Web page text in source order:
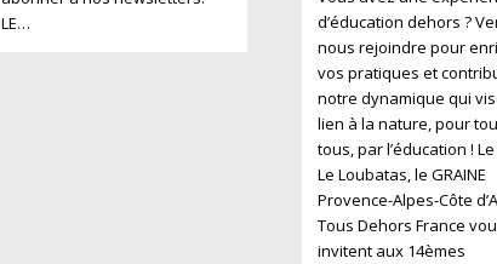
LE…
d’éducation dehors ?
nous rejoindre pour
vos pratiques et
notre dynamique qui
lien à la nature, pour
tous, par l’éducation ! Le
Le Loubatas, le GRAINE
Provence-Alpes-Côte
Tous Dehors France
invitent aux 14èmes